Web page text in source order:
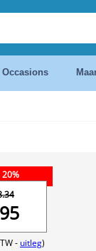
Occasions
20%
- uitleg)